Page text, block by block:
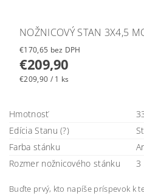
NOŽNICOVÝ STAN 3X4,5
€170,65 bez DPH
€209,90
€209,90 / 1 ks
Hmotnosť
Edícia Stanu (?)
Farba stánku
Rozmer nožnicového stánku
3
Buďte prvý, kto napíše príspevok k